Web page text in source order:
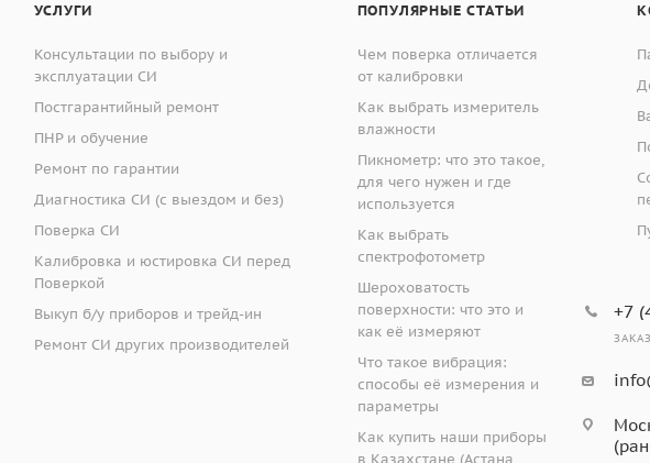
УСЛУГИ
Консультации по выбору и
эксплуатации СИ
Постгарантийный ремонт
ПНР и обучение
Ремонт по гарантии
Диагностика СИ (с выездом и без)
Поверка СИ
Калибровка и юстировка СИ перед
Поверкой
Выкуп б/у приборов и трейд-ин
Ремонт СИ других производителей
ПОПУЛЯРНЫЕ СТАТЬИ
Чем поверка отличается
от калибровки
Как выбрать измеритель
влажности
Пикнометр: что это такое,
для чего нужен и где
используется
Как выбрать
спектрофотометр
Шероховатость
поверхности: что это и
как её измеряют
Что такое вибрация:
способы её измерения и
параметры
Как купить наши приборы
в Казахстане (Астана,
+7